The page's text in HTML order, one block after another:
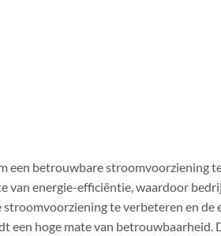
een betrouwbare stroomvoorziening
van energie-efficiëntie, waardoor
te verbeteren en de
een hoge mate van betrouwbaarheid.